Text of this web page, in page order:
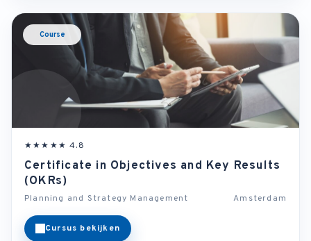
Course
★★★★★ 4.8
Certificate in Objectives and Key Results
(OKRs)
Planning and Strategy Management Amsterdam
Cursus bekijken